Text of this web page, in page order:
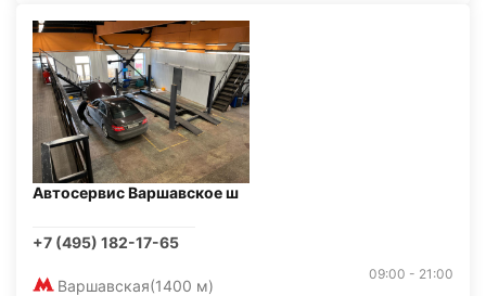
Автосервис Варшавское ш
+7 (495) 182-17-65
Варшавская(1400 м)
09:00 - 21:00